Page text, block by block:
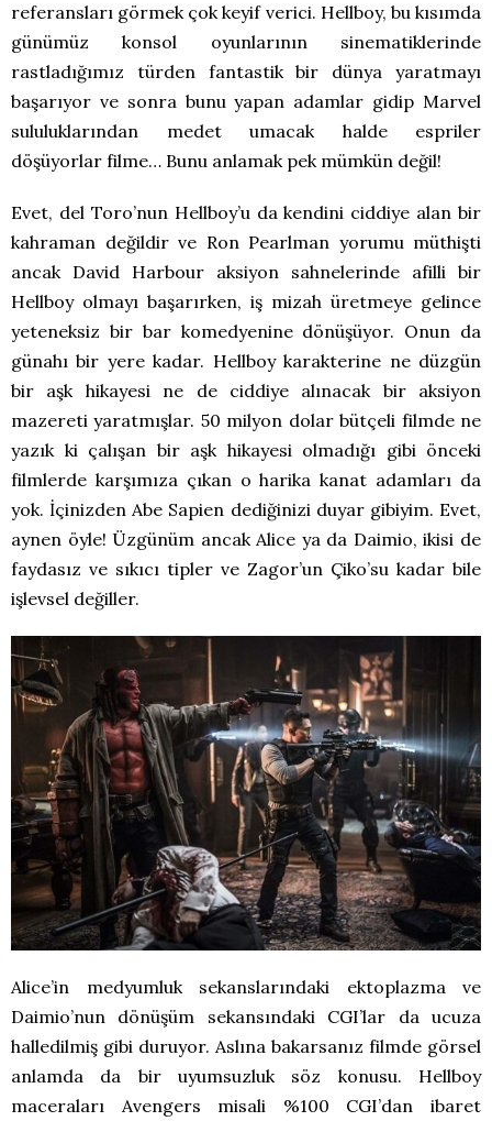
referansları görmek çok keyif verici. Hellboy, bu kısımda
günümüz konsol oyunlarının sinematiklerinde
rastladığımız türden fantastik bir dünya yaratmayı
başarıyor ve sonra bunu yapan adamlar gidip Marvel
sululuklarından medet umacak halde espriler
döşüyorlar filme… Bunu anlamak pek mümkün değil!
Evet, del Toro’nun Hellboy’u da kendini ciddiye alan bir
kahraman değildir ve Ron Pearlman yorumu müthişti
ancak David Harbour aksiyon sahnelerinde afilli bir
Hellboy olmayı başarırken, iş mizah üretmeye gelince
yeteneksiz bir bar komedyenine dönüşüyor. Onun da
günahı bir yere kadar. Hellboy karakterine ne düzgün
bir aşk hikayesi ne de ciddiye alınacak bir aksiyon
mazereti yaratmışlar. 50 milyon dolar bütçeli filmde ne
yazık ki çalışan bir aşk hikayesi olmadığı gibi önceki
filmlerde karşımıza çıkan o harika kanat adamları da
yok. İçinizden Abe Sapien dediğinizi duyar gibiyim. Evet,
aynen öyle! Üzgünüm ancak Alice ya da Daimio, ikisi de
faydasız ve sıkıcı tipler ve Zagor’un Çiko’su kadar bile
işlevsel değiller.
Alice’in medyumluk sekanslarındaki ektoplazma ve
Daimio’nun dönüşüm sekansındaki CGI’lar da ucuza
halledilmiş gibi duruyor. Aslına bakarsanız filmde görsel
anlamda da bir uyumsuzluk söz konusu. Hellboy
maceraları Avengers misali %100 CGI’dan ibaret